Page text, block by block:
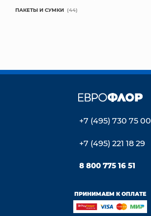
ПАКЕТЫ И СУМКИ (44)
+7 (495) 730 75 00
+7 (495) 221 18 29
8 800 775 16 51
ПРИНИМАЕМ К ОПЛАТЕ